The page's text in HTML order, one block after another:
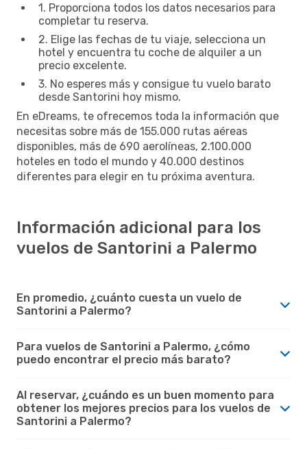
1. Proporciona todos los datos necesarios para
completar tu reserva.
2. Elige las fechas de tu viaje, selecciona un
hotel y encuentra tu coche de alquiler a un
precio excelente.
3. No esperes más y consigue tu vuelo barato
desde Santorini hoy mismo.
En eDreams, te ofrecemos toda la información que
necesitas sobre más de 155.000 rutas aéreas
disponibles, más de 690 aerolíneas, 2.100.000
hoteles en todo el mundo y 40.000 destinos
diferentes para elegir en tu próxima aventura.
Información adicional para los
vuelos de Santorini a Palermo
En promedio, ¿cuánto cuesta un vuelo de
Santorini a Palermo?
Para vuelos de Santorini a Palermo, ¿cómo
puedo encontrar el precio más barato?
Al reservar, ¿cuándo es un buen momento para
obtener los mejores precios para los vuelos de
Santorini a Palermo?